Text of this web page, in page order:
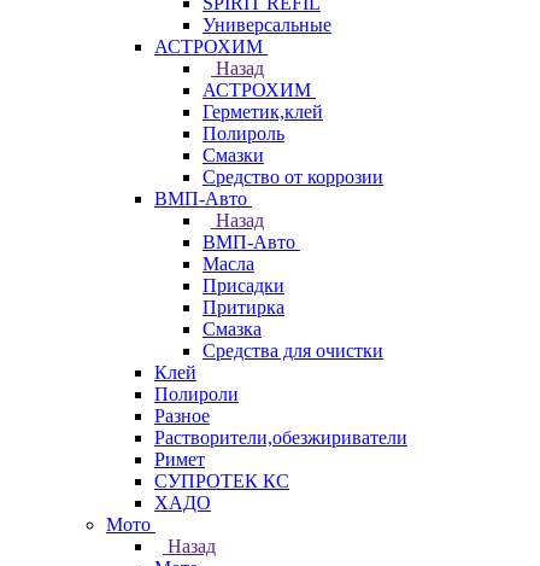
Универсальные
АСТРОХИМ
Назад
АСТРОХИМ
Герметик,клей
Полироль
Смазки
Средство от коррозии
ВМП-Авто
Назад
ВМП-Авто
Масла
Присадки
Притирка
Смазка
Средства для очистки
Клей
Полироли
Разное
Растворители,обезжириватели
Римет
СУПРОТЕК КС
ХАДО
Мото
Назад